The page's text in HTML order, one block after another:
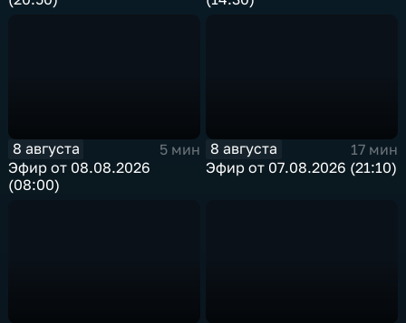
8 августа
5 мин
Эфир от 08.08.2026
(08:00)
8 августа
17 мин
Эфир от 07.08.2026 (21:10)